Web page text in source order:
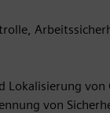
Lokalisierung
von